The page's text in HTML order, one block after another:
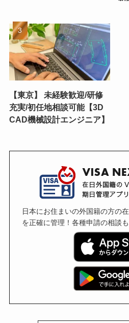
【東京】 未経験歓迎/研修
充実/初任地相談可能【3D
CAD機械設計エンジニア】
日本にお住まいの外国籍の方の
を正確に管理！各種申請の相談